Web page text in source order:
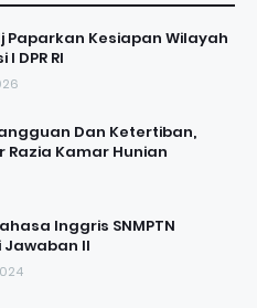
Paparkan Kesiapan Wilayah
DPR RI
Dan Ketertiban,
Razia Kamar Hunian
Inggris SNMPTN
II